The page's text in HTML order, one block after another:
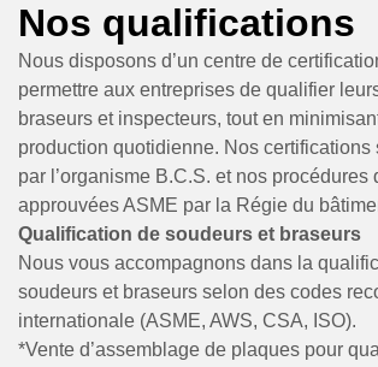
Nos qualifications
Nous disposons d’un centre de
permettre aux entreprises de qualifier
braseurs et inspecteurs, tout en
production quotidienne. Nos certifications
par l’organisme B.C.S. et nos procédures
approuvées ASME par la Régie du
Qualification de soudeurs et braseurs
Nous vous accompagnons dans la
soudeurs et braseurs selon des codes
internationale (ASME, AWS, CSA, ISO).
*Vente d’assemblage de plaques pour